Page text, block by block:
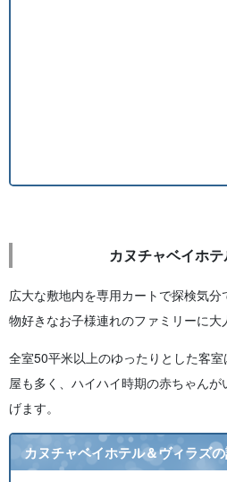
カヌチャベイホ
広大な敷地内を専用カートで探検気
物好きなお子様連れのファミリーに大
全室50平米以上のゆったりとした客
屋も多く、ハイハイ時期の赤ちゃん
げます。
カヌチャベイホテル＆ヴィラズ